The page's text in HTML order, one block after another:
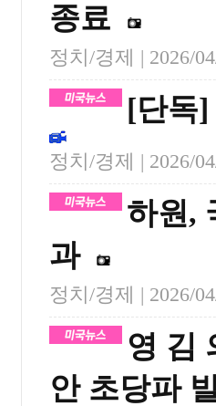
종료
정치/경제 | 2026/
[단독]
정치/경제 | 2026/
하원,
과
정치/경제 | 2026/
영 김
안 초당파